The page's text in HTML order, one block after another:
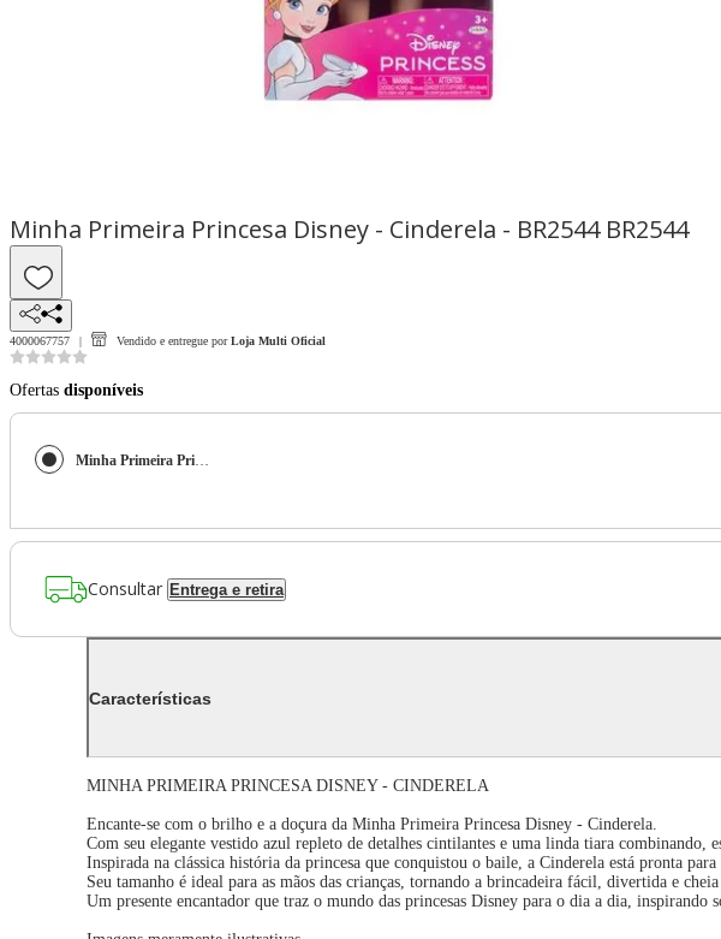
Minha Primeira Princesa Disney - Cinderela - BR2544 BR2544
4000067757 Vendido e entregue por Loja Multi Oficial
Ofertas disponíveis
Minha Primeira Princesa Disney - Cinderela - BR2544 BR2544
Consultar Entrega e retira
Características
MINHA PRIMEIRA PRINCESA DISNEY - CINDERELA
Encante-se com o brilho e a doçura da Minha Primeira Princesa Disney - Cinderela.
Com seu elegante vestido azul repleto de detalhes cintilantes e uma linda tiara combinando,
Inspirada na clássica história da princesa que conquistou o baile, a Cinderela está pronta
Seu tamanho é ideal para as mãos das crianças, tornando a brincadeira fácil, divertida e
Um presente encantador que traz o mundo das princesas Disney para o dia a dia, inspirando